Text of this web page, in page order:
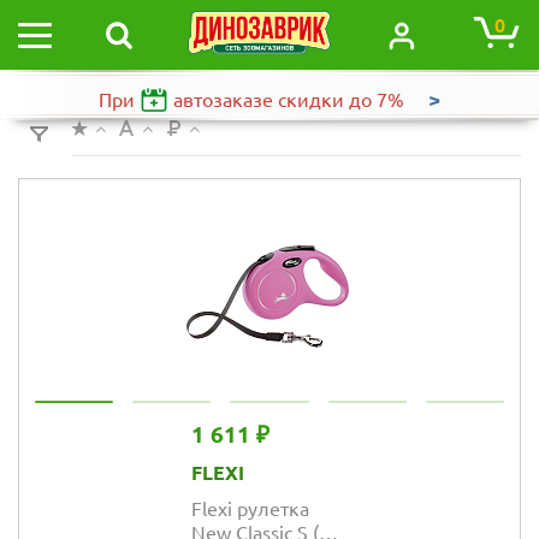
0
При автозаказе скидки до 7% >
1 611 ₽
FLEXI
Flexi рулетка
New Classic S (до